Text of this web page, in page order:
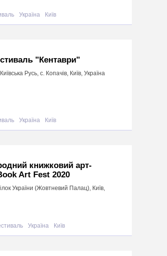
Україна Київ
"Кентаври"
Русь, с. Копачів, Київ, Україна
Україна Київ
книжковий арт-
Art Fest 2020
України (Жовтневий Палац), Київ,
Україна Київ